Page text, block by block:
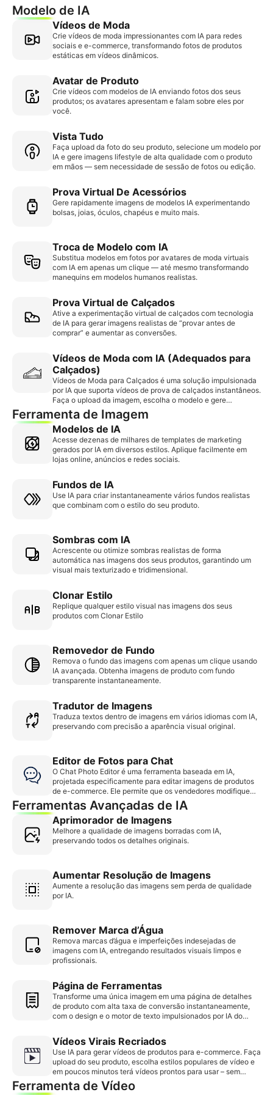
Modelo de IA
Vídeos de Moda
Crie vídeos de moda impressionantes com IA para redes
sociais e e-commerce, transformando fotos de produtos
estáticas em vídeos dinâmicos.
Avatar de Produto
Crie vídeos com modelos de IA enviando fotos dos seus
produtos; os avatares apresentam e falam sobre eles por
você.
Vista Tudo
Faça upload da foto do seu produto, selecione um modelo por
IA e gere imagens lifestyle de alta qualidade com o produto
em mãos — sem necessidade de sessão de fotos ou edição.
Prova Virtual De Acessórios
Gere rapidamente imagens de modelos IA experimentando
bolsas, joias, óculos, chapéus e muito mais.
Troca de Modelo com IA
Substitua modelos em fotos por avatares de moda virtuais
com IA em apenas um clique — até mesmo transformando
manequins em modelos humanos realistas.
Prova Virtual de Calçados
Ative a experimentação virtual de calçados com tecnologia
de IA para gerar imagens realistas de “provar antes de
comprar” e aumentar as conversões.
Vídeos de Moda com IA (Adequados para
Calçados)
Vídeos de Moda para Calçados é uma solução impulsionada
por IA que suporta vídeos de prova de calçados instantâneos.
Faça o upload da imagem, escolha o modelo e gere
rapidamente conteúdo utilizável sem marcas d’água,
ajudando a aumentar a interação e a taxa de conversão de
vendas.
Ferramenta de Imagem
Modelos de IA
Acesse dezenas de milhares de templates de marketing
gerados por IA em diversos estilos. Aplique facilmente em
lojas online, anúncios e redes sociais.
Fundos de IA
Use IA para criar instantaneamente vários fundos realistas
que combinam com o estilo do seu produto.
Sombras com IA
Acrescente ou otimize sombras realistas de forma
automática nas imagens dos seus produtos, garantindo um
visual mais texturizado e tridimensional.
Clonar Estilo
Replique qualquer estilo visual nas imagens dos seus
produtos com Clonar Estilo
Removedor de Fundo
Remova o fundo das imagens com apenas um clique usando
IA avançada. Obtenha imagens de produto com fundo
transparente instantaneamente.
Tradutor de Imagens
Traduza textos dentro de imagens em vários idiomas com IA,
preservando com precisão a aparência visual original.
Editor de Fotos para Chat
O Chat Photo Editor é uma ferramenta baseada em IA,
projetada especificamente para editar imagens de produtos
de e-commerce. Ele permite que os vendedores modifiquem
imagens existentes com edições precisas e sem perda de
qualidade, garantindo que as imagens finais sejam
adequadas para listas de produtos e campanhas
publicitárias.
Ferramentas Avançadas de IA
Aprimorador de Imagens
Melhore a qualidade de imagens borradas com IA,
preservando todos os detalhes originais.
Aumentar Resolução de Imagens
Aumente a resolução das imagens sem perda de qualidade
por IA.
Remover Marca d’Água
Remova marcas d’água e imperfeições indesejadas de
imagens com IA, entregando resultados visuais limpos e
profissionais.
Página de Ferramentas
Transforme uma única imagem em uma página de detalhes
de produto com alta taxa de conversão instantaneamente,
com o design e o motor de texto impulsionados por IA do
Vídeos Virais Recriados
Use IA para gerar vídeos de produtos para e-commerce. Faça
upload do seu produto, escolha estilos populares de vídeo e
em poucos minutos terá vídeos prontos para usar – sem
necessidade de gravação ou edição.
Ferramenta de Vídeo